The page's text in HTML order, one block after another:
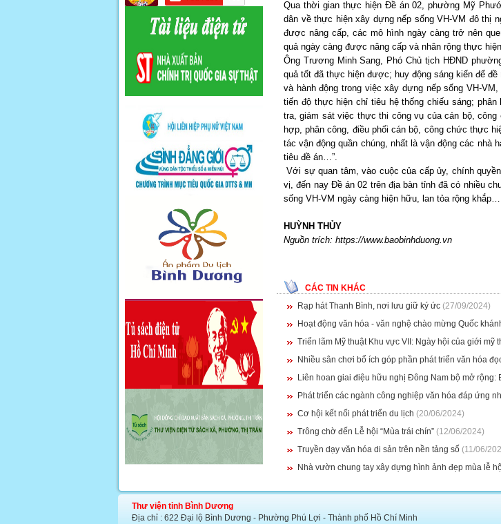
Qua thời gian thực hiện Đề án 02, phường Mỹ
dân về thực hiện xây dựng nếp sống VH-VM đô thị
được nâng cấp, các mô hình ngày càng trở nên
quả ngày càng được nâng cấp và nhân rộng thực
Ông Trương Minh Sang, Phó Chủ tịch HĐND
quả tốt đã thực hiện được; huy động sáng kiến để
và hành động trong việc xây dựng nếp sống VH-
tiến độ thực hiện chỉ tiêu hệ thống chiếu sáng;
tra, giám sát việc thực thi công vụ của cán bộ,
hợp, phân công, điều phối cán bộ, công chức thực
tác vận động quần chúng, nhất là vận động các nhà
tiêu đề án…”.
Với sự quan tâm, vào cuộc của cấp ủy, chính
vị, đến nay Đề án 02 trên địa bàn tỉnh đã có nhiều
sống VH-VM ngày càng hiện hữu, lan tỏa rộng khắp…
HUỲNH THỦY
Nguồn trích: https://www.baobinhduong.vn
CÁC TIN KHÁC
Rạp hát Thanh Bình, nơi lưu giữ ký ức (27/09/2024)
Hoạt động văn hóa - văn nghệ chào mừng Quốc
Triển lãm Mỹ thuật Khu vực VII: Ngày hội của giới mỹ
Nhiều sân chơi bổ ích góp phần phát triển văn hóa
Liên hoan giai điệu hữu nghị Đông Nam bộ mở rộng:
Phát triển các ngành công nghiệp văn hóa đáp ứng
Cơ hội kết nối phát triển du lịch (20/06/2024)
Trông chờ đến Lễ hội “Mùa trái chín” (12/06/2024)
Truyền dạy văn hóa di sản trên nền tảng số (11/06/
Nhà vườn chung tay xây dựng hình ảnh đẹp mùa lễ
Thư viện tỉnh Bình Dương
Địa chỉ : 622 Đại lộ Bình Dương - Phường Phú Lợi - Thành phố Hồ Chí Minh